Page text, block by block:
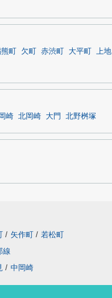
町 欠町 赤渋町 大平町 上地
崎 北岡崎 大門 北野桝塚
/ 矢作町 / 若松町
線
/ 中岡崎